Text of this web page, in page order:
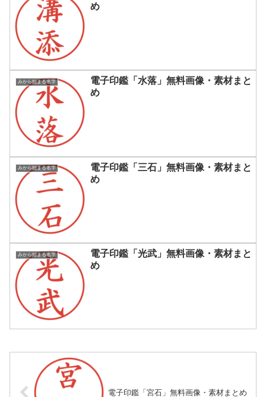
め
みから始まる名字
電子印鑑「水落」無料画像・素材まと
め
みから始まる名字
電子印鑑「三石」無料画像・素材まと
め
みから始まる名字
電子印鑑「光武」無料画像・素材まと
め
電子印鑑「宮石」無料画像・素材まとめ